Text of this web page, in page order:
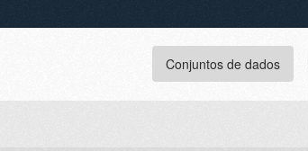
Conjuntos de dados